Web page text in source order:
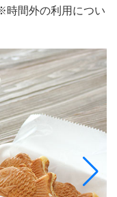
間外の利用につい